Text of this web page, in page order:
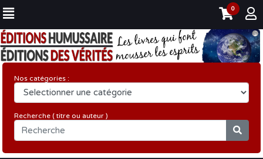
0
Nos catégories :
Recherche ( titre ou auteur )